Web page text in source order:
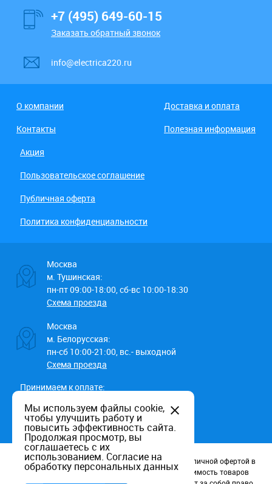
+7 (495) 649-60-15
Заказать обратный звонок
info@electrica220.ru
О компании
Доставка и оплата
Контакты
Полезная информация
Акция
Пользовательское соглашение
Публичная оферта
Политика конфиденциальности
Москва
м. Тушинская:
пн-пт 09:00-18:00, сб-вс 10:00-18:30
Схема проезда
Москва
м. Белорусская:
пн-сб 10:00-21:00, вс.- выходной
Схема проезда
Принимаем к оплате:
Данный информационный ресурс не является публичной офертой в
соотв. со статьей 437 (п.2) ГК РФ. Наличие и стоимость товаров
Мы используем файлы cookie,
чтобы улучшить работу и
повысить эффективность сайта.
Продолжая просмотр, вы
соглашаетесь с их
использованием. Согласие на
обработку персональных данных